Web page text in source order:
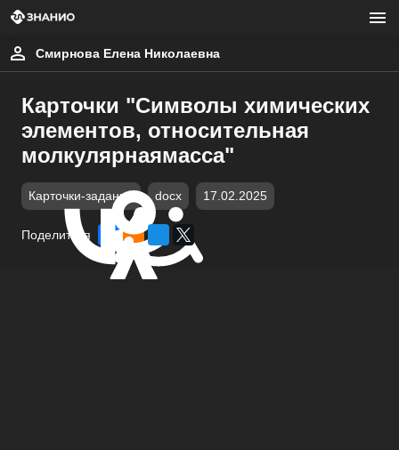
Смирнова Елена Николаевна
Карточки "Символы химических
элементов, относительная
молкулярнаямасса"
Карточки-задания docx 17.02.2025
Поделиться